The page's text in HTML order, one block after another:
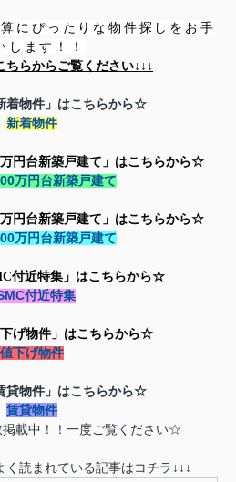
にぴったりな物件探しをお手
します！！
ちらからご覧ください↓↓↓
着物件」はこちらから☆
新着物件
円台新築戸建て」はこちらから☆
万円台新築戸建て
万円台新築戸建て」はこちらから☆
万円台新築戸建て
付近特集」はこちらから☆
付近特集
げ物件」はこちらから☆
値下げ物件
貸物件」はこちらから☆
賃貸物件
掲載中！！一度ご覧ください☆
く読まれている記事はコチラ↓↓↓